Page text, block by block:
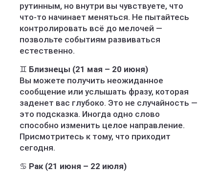
рутинным, но внутри вы чувствуете, что
что-то начинает меняться. Не пытайтесь
контролировать всё до мелочей —
позвольте событиям развиваться
естественно.
♊ Близнецы (21 мая – 20 июня)
Вы можете получить неожиданное
сообщение или услышать фразу, которая
заденет вас глубоко. Это не случайность —
это подсказка. Иногда одно слово
способно изменить целое направление.
Присмотритесь к тому, что приходит
сегодня.
♋ Рак (21 июня – 22 июля)